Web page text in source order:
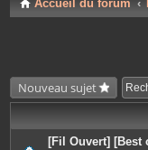
Accueil du forum
Nouveau sujet
[Fil Ouvert] [Best